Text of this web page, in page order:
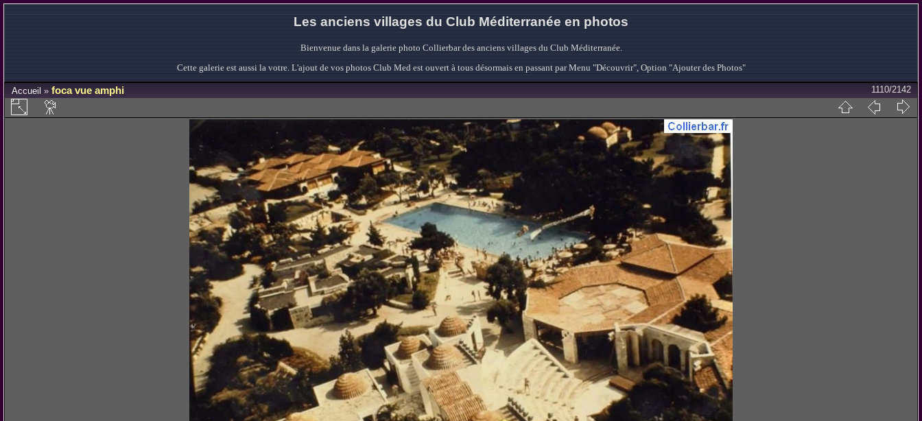
Les anciens villages du Club Méditerranée en photos
Bienvenue dans la galerie photo Collierbar des anciens villages du Club Méditerranée.
Cette galerie est aussi la votre. L'ajout de vos photos Club Med est ouvert à tous désormais en passant par Menu "Découvrir", Option "Ajouter des Photos"
Accueil » foca vue amphi 1110/2142